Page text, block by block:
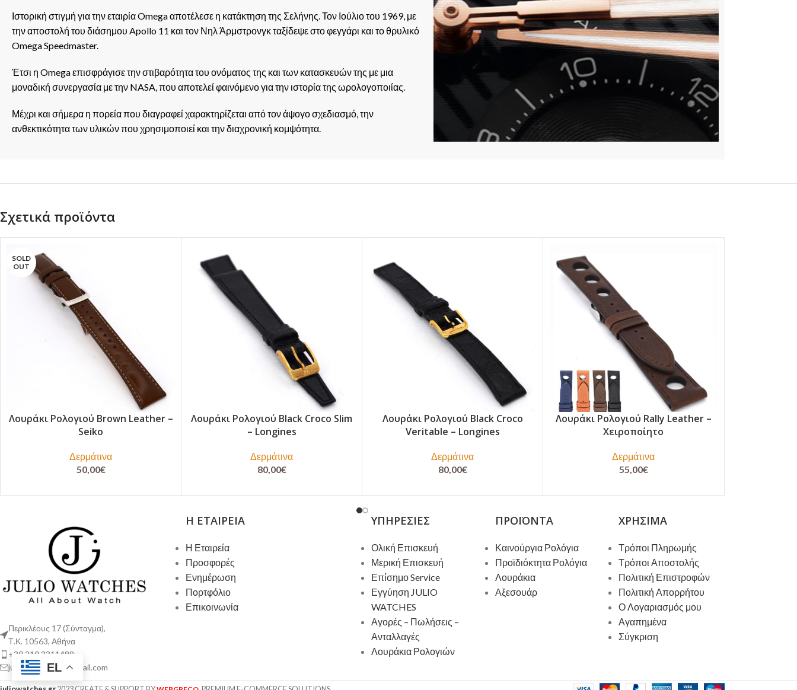
Ιστορική στιγμή για την εταιρία Omega αποτέλεσε η κατάκτηση της Σελήνης. Τον Ιούλιο του 1969, με
την αποστολή του διάσημου Apollo 11 και τον Νηλ Άρμστρονγκ ταξίδεψε στο φεγγάρι και το θρυλικό
Omega Speedmaster.
Έτσι η Omega επισφράγισε την στιβαρότητα του ονόματος της και των κατασκευών της με μια
μοναδική συνεργασία με την NASA, που αποτελεί φαινόμενο για την ιστορία της ωρολογοποιίας.
Μέχρι και σήμερα η πορεία που διαγραφεί χαρακτηρίζεται από τον άψογο σχεδιασμό, την
ανθεκτικότητα των υλικών που χρησιμοποιεί και την διαχρονική κομψότητα.
Σχετικά προϊόντα
SOLD
OUT
Λουράκι Ρολογιού Brown Leather –
Seiko
Δερμάτινα
50,00€
Λουράκι Ρολογιού Black Croco Slim
– Longines
Δερμάτινα
80,00€
Λουράκι Ρολογιού Black Croco
Veritable – Longines
Δερμάτινα
80,00€
Λουράκι Ρολογιού Rally Leather –
Χειροποίητο
Δερμάτινα
55,00€
Περικλέους 17 (Σύνταγμα),
Τ.Κ. 10563, Αθήνα
+30 210 3311489
juliowatches.gr@gmail.com
Η ΕΤΑΙΡΕΊΑ
Η Εταιρεία
Προσφορές
Ενημέρωση
Πορτφόλιο
Επικοινωνία
ΥΠΗΡΕΣΊΕΣ
Ολική Επισκευή
Μερική Επισκευή
Επίσημο Service
Εγγύηση JULIO
WATCHES
Αγορές – Πωλήσεις –
Ανταλλαγές
Λουράκια Ρολογιών
ΠΡΟΪΌΝΤΑ
Καινούργια Ρολόγια
Προϊδιόκτητα Ρολόγια
Λουράκια
Αξεσουάρ
ΧΡΉΣΙΜΑ
Τρόποι Πληρωμής
Τρόποι Αποστολής
Πολιτική Επιστροφών
Πολιτική Απορρήτου
Ο Λογαριασμός μου
Αγαπημένα
Σύγκριση
EL